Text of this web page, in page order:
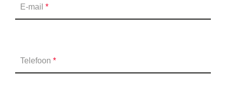
E-mail *
Telefoon *